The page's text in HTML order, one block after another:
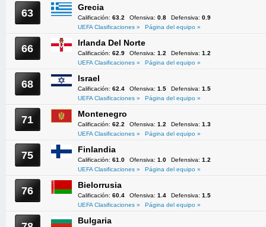
63 Grecia
Calificación: 63.2 Ofensiva: 0.8 Defensiva: 0.9
UEFA Clasificaciones »
Página del equipo »
66 Irlanda Del Norte
Calificación: 62.9 Ofensiva: 1.2 Defensiva: 1.2
UEFA Clasificaciones »
Página del equipo »
68 Israel
Calificación: 62.4 Ofensiva: 1.5 Defensiva: 1.5
UEFA Clasificaciones »
Página del equipo »
71 Montenegro
Calificación: 62.2 Ofensiva: 1.2 Defensiva: 1.3
UEFA Clasificaciones »
Página del equipo »
75 Finlandia
Calificación: 61.0 Ofensiva: 1.0 Defensiva: 1.2
UEFA Clasificaciones »
Página del equipo »
76 Bielorrusia
Calificación: 60.4 Ofensiva: 1.4 Defensiva: 1.5
UEFA Clasificaciones »
Página del equipo »
Bulgaria